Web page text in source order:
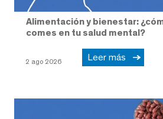
Alimentación y bienestar:
comes en tu salud mental?
2 ago 2026 Leer más